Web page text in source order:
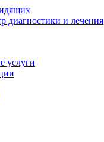
диагностики и лечения
услуги